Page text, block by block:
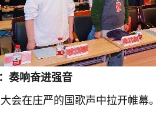
奏响奋进强音
会在庄严的国歌声中拉开帷幕